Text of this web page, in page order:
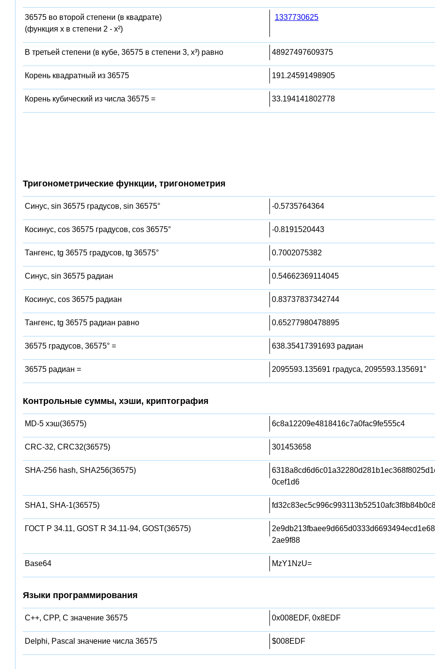
36575 во второй степени (в квадрате)
(функция x в степени 2 - x²)
1337730625
В третьей степени (в кубе, 36575 в степени 3, x³) равно 48927497609375
Корень квадратный из 36575 191.24591498905
Корень кубический из числа 36575 = 33.194141802778
Тригонометрические функции, тригонометрия
Синус, sin 36575 градусов, sin 36575° -0.5735764364
Косинус, cos 36575 градусов, cos 36575° -0.8191520443
Тангенс, tg 36575 градусов, tg 36575° 0.7002075382
Синус, sin 36575 радиан 0.54662369114045
Косинус, cos 36575 радиан 0.83737837342744
Тангенс, tg 36575 радиан равно 0.65277980478895
36575 градусов, 36575° = 638.35417391693 радиан
36575 радиан = 2095593.135691 градуса, 2095593.135691°
Контрольные суммы, хэши, криптография
MD-5 хэш(36575) 6c8a12209e4818416c7a0fac9fe555c4
CRC-32, CRC32(36575) 301453658
SHA-256 hash, SHA256(36575)
0cef1d6
SHA1, SHA-1(36575)
ГОСТ Р 34.11, GOST R 34.11-94, GOST(36575)
2ae9f88
Base64 MzY1NzU=
Языки программирования
C++, CPP, C значение 36575 0x008EDF, 0x8EDF
Delphi, Pascal значение числа 36575 $008EDF